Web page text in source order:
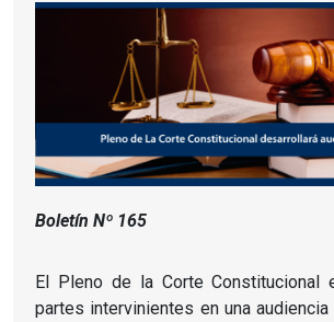
Boletín Nº 165
El Pleno de la Corte Constitucional
partes intervinientes en una